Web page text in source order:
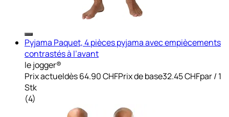
Pyjama Paquet, 4 pièces pyjama avec empiècements
contrastés à l’avant
le jogger®
Prix actueldès64.90 CHFPrix de base32.45 CHFpar/ 1
Stk
(4)